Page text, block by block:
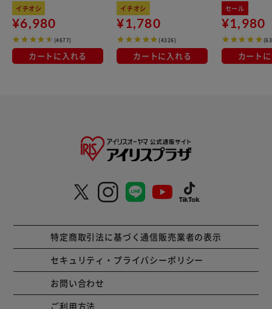
kg×3袋
イチオシ
¥6,980
(4677)
カートに入れる
100％使用
イチオシ
¥1,780
(4326)
カートに入れる
セール
¥1,980
カート
特定商取引法に基づく通信販売業者の表示
セキュリティ・プライバシーポリシー
お問い合わせ
ご利用方法